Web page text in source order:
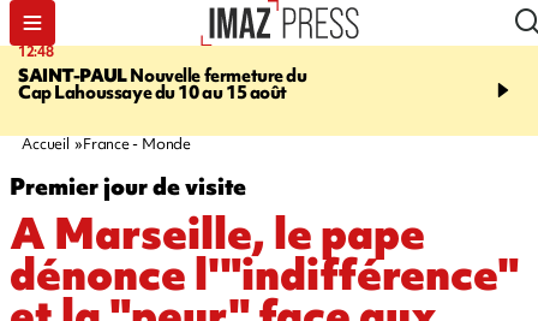
12:48
SAINT-PAULNouvelle fermeture du
Cap Lahoussaye du 10 au 15 août
14:23
massif de migrants, la
Accueil France - Monde
Premier jour de visite
A Marseille, le pape
dénonce l'"indifférence"